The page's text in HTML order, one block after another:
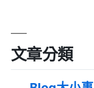
文章分類